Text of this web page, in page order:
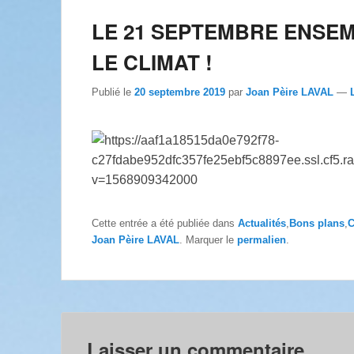
LE 21 SEPTEMBRE
LE CLIMAT !
Publié le 20 septembre 2019 par Joan Pèire LAVAL —
Cette entrée a été publiée dans Actualités Bons plans
Joan Pèire LAVAL . Marquer le permalien